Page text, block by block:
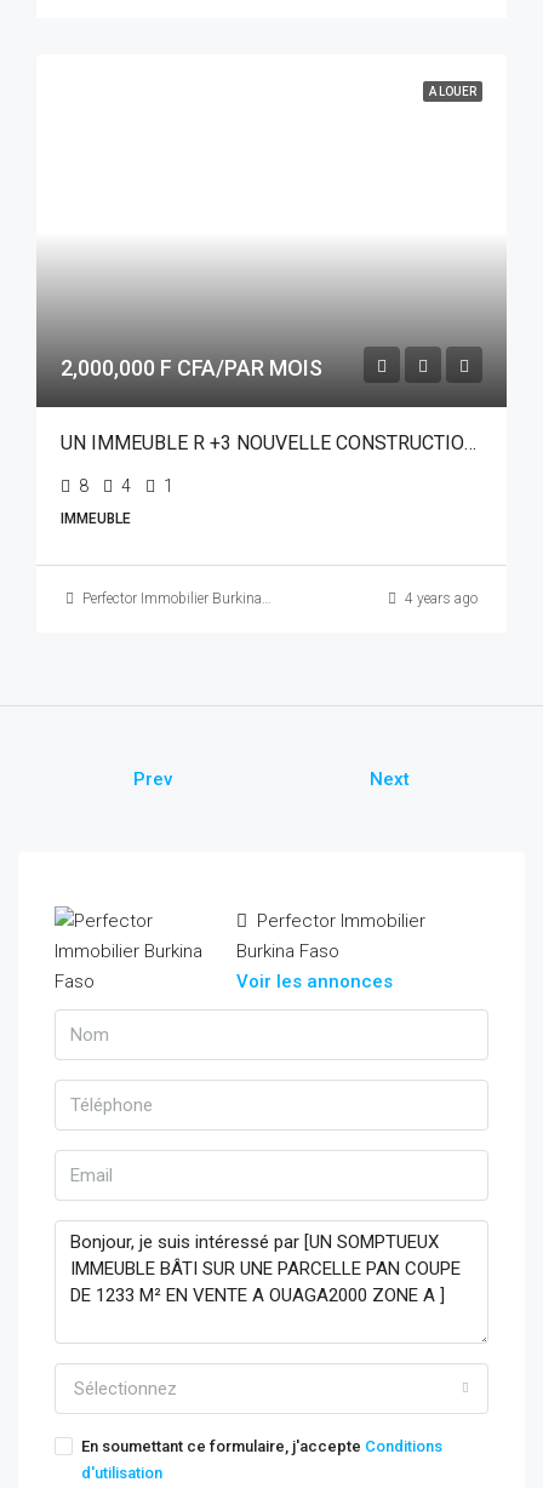
A LOUER
2,000,000 F CFA/PAR MOIS
UN IMMEUBLE R +3 NOUVELLE CONSTRUCTION EN LOCATION A OUAGADOUGOU QUARTIER BILBALOGHO SUR PERFECTOR IMMOBILIER
8 4 1
IMMEUBLE
Perfector Immobilier Burkina Faso 4 years ago
Prev Next
Perfector Immobilier
Burkina Faso
Voir les annonces
Sélectionnez
En soumettant ce formulaire, j'accepte Conditions
d'utilisation